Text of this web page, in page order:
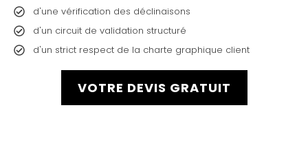
d'une vérification des déclinaisons
d'un circuit de validation structuré
d'un strict respect de la charte graphique client
VOTRE DEVIS GRATUIT